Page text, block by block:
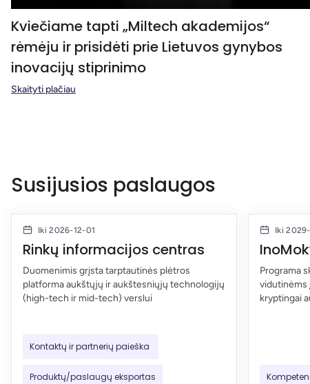
Kviečiame tapti „Miltech akademijos“
rėmėju ir prisidėti prie Lietuvos gynybos
inovacijų stiprinimo
Skaityti plačiau
Susijusios paslaugos
Iki 2026-12-01
Rinkų informacijos centras
Duomenimis grįsta tarptautinės plėtros
platforma aukštųjų ir aukštesniųjų technologijų
(high-tech ir mid-tech) verslui
Kontaktų ir partnerių paieška
Produktų/paslaugų eksportas
Iki
Programa
vidutinėms
kryptingai